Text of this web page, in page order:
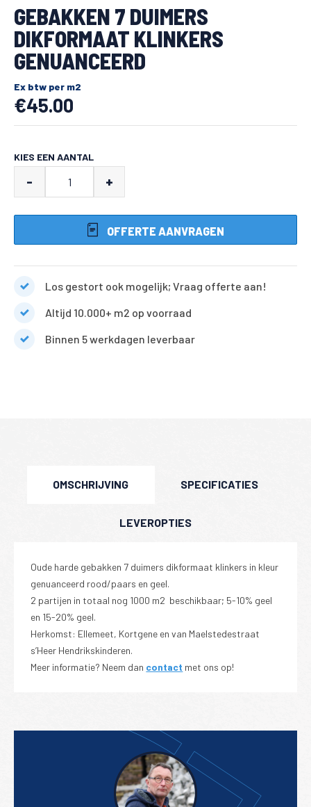
GEBAKKEN 7 DUIMERS
DIKFORMAAT KLINKERS
GENUANCEERD
Ex btw per m2
€45.00
KIES EEN AANTAL
7
duimers
aantal
- +
OFFERTE AANVRAGEN
Los gestort ook mogelijk; Vraag offerte aan!
Altijd 10.000+ m2 op voorraad
Binnen 5 werkdagen leverbaar
OMSCHRIJVING SPECIFICATIES
LEVEROPTIES
Oude harde gebakken 7 duimers dikformaat klinkers in kleur
genuanceerd rood/paars en geel.
2 partijen in totaal nog 1000 m2 beschikbaar; 5-10% geel
en 15-20% geel.
Herkomst: Ellemeet, Kortgene en van Maelstedestraat
s’Heer Hendrikskinderen.
Meer informatie? Neem dan contact met ons op!